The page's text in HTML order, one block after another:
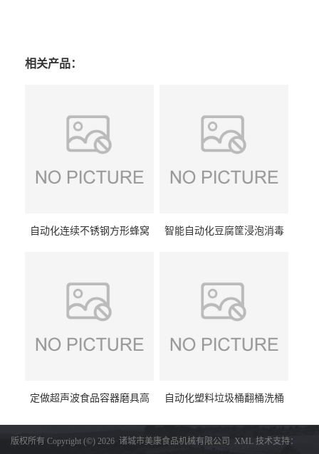
相关产品：
自动化连续不锈钢方形蜂窝
智能自动化豆腐筐浸泡消毒
定做超声波食品容器磨具高
自动化塑料垃圾桶翻桶洗桶
版权所有 Copyright (©) 2026 诸城市美康食品机械有限公司 XML 技术支持：